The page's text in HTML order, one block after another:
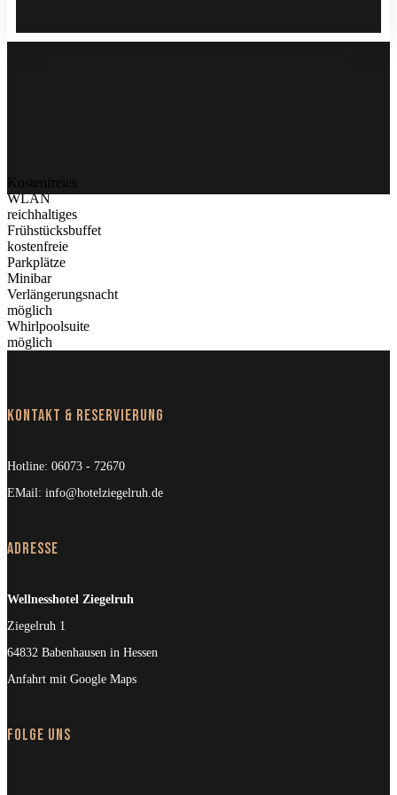
Kostenfreies
WLAN
reichhaltiges
Frühstücksbuffet
kostenfreie
Parkplätze
Minibar
Verlängerungsnacht
möglich
Whirlpoolsuite
möglich
Kontakt & Reservierung
Hotline: 06073 - 72670
EMail: info@hotelziegelruh.de
Adresse
Wellnesshotel Ziegelruh
Ziegelruh 1
64832 Babenhausen in Hessen
Anfahrt mit Google Maps
Folge uns